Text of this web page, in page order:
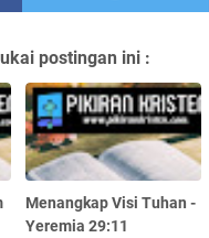
postingan ini :
Menangkap Visi Tuhan -
Yeremia 29:11